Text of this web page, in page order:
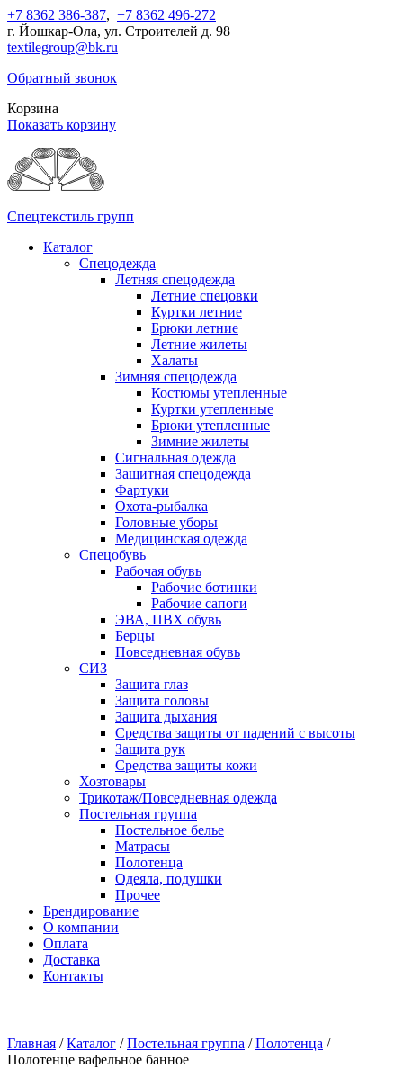
+7 8362 386-387, +7 8362 496-272
г. Йошкар-Ола, ул. Строителей д. 98
textilegroup@bk.ru
Обратный звонок
Корзина
Показать корзину
Спецтекстиль групп
Каталог
Спецодежда
Летняя спецодежда
Летние спецовки
Куртки летние
Брюки летние
Летние жилеты
Халаты
Зимняя спецодежда
Костюмы утепленные
Куртки утепленные
Брюки утепленные
Зимние жилеты
Сигнальная одежда
Защитная спецодежда
Фартуки
Охота-рыбалка
Головные уборы
Медицинская одежда
Спецобувь
Рабочая обувь
Рабочие ботинки
Рабочие сапоги
ЭВА, ПВХ обувь
Берцы
Повседневная обувь
СИЗ
Защита глаз
Защита головы
Защита дыхания
Средства защиты от падений с высоты
Защита рук
Средства защиты кожи
Хозтовары
Трикотаж/Повседневная одежда
Постельная группа
Постельное белье
Матрасы
Полотенца
Одеяла, подушки
Прочее
Брендирование
О компании
Оплата
Доставка
Контакты
Главная / Каталог / Постельная группа / Полотенца /
Полотенце вафельное банное